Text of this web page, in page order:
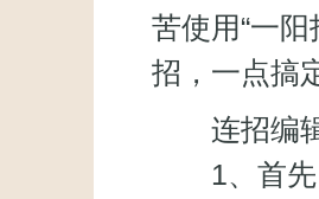
苦使用“一
招，一点搞
连招编辑
1、首先